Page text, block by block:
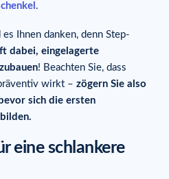
.
Ihnen danken, denn Step-
dabei, eingelagerte
! Beachten Sie, dass
wirkt – zögern Sie also
sich die ersten
eine schlankere